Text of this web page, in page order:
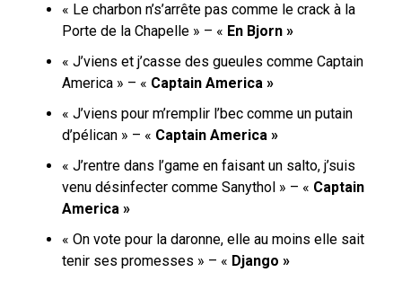
« Le charbon n’s’arrête pas comme le crack à la
Porte de la Chapelle » – « En Bjorn »
« J’viens et j’casse des gueules comme Captain
America » – « Captain America »
« J’viens pour m’remplir l’bec comme un putain
d’pélican » – « Captain America »
« J’rentre dans l’game en faisant un salto, j’suis
venu désinfecter comme Sanythol » – « Captain
America »
« On vote pour la daronne, elle au moins elle sait
tenir ses promesses » – « Django »